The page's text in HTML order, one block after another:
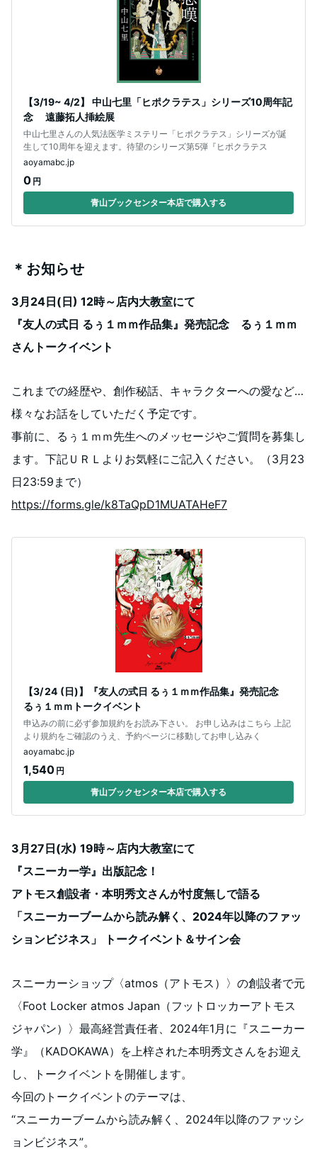
【3/19~ 4/2】 中山七里「ヒポクラテス」シリーズ10周年記
念 遠藤拓人挿絵展
中山七里さんの人気法医学ミステリー「ヒポクラテス」シリーズが誕
生して10周年を迎えます。待望のシリーズ第5弾『ヒポクラテス
aoyamabc.jp
0 円
青山ブックセンター本店で購入する
＊お知らせ
3月24日(日) 12時～店内大教室にて
『友人の式日 るぅ１ｍｍ作品集』発売記念 るぅ１ｍｍ
さんトークイベント
これまでの経歴や、創作秘話、キャラクターへの愛など…
様々なお話をしていただく予定です。
事前に、るぅ１ｍｍ先生へのメッセージやご質問を募集し
ます。下記ＵＲＬよりお気軽にご記入ください。（3月23
日23:59まで）
https://forms.gle/k8TaQpD1MUATAHeF7
【3/ 24 (日)】『友人の式日 るぅ１ｍｍ作品集』発売記念
るぅ１ｍｍトークイベント
申込みの前に必ず参加規約をお読み下さい。 お申し込みはこちら 上記
より規約をご確認のうえ、予約ページに移動してお申し込みく
aoyamabc.jp
1,540 円
青山ブックセンター本店で購入する
3月27日(水) 19時～店内大教室にて
『スニーカー学』出版記念！
アトモス創設者・本明秀文さんが忖度無しで語る
「スニーカーブームから読み解く、2024年以降のファッ
ションビジネス」 トークイベント＆サイン会
スニーカーショップ〈atmos（アトモス）〉の創設者で元
〈Foot Locker atmos Japan（フットロッカーアトモス
ジャパン）〉最高経営責任者、2024年1月に『スニーカー
学』（KADOKAWA）を上梓された本明秀文さんをお迎え
し、トークイベントを開催します。
今回のトークイベントのテーマは、
“スニーカーブームから読み解く、2024年以降のファッシ
ョンビジネス”。